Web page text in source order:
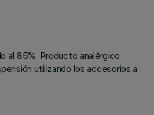
al 85%. Producto analérgico
utilizando los accesorios a